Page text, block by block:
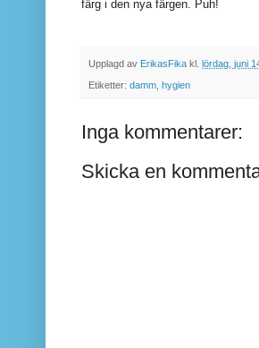
färg i den nya färgen. Puh!
Upplagd av ErikasFika kl. lördag, juni
Etiketter: damm hygien
Inga kommentarer:
Skicka en